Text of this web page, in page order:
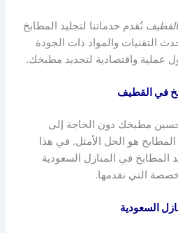
نُقدم خدماتنا لتجليد المطابخ
التقنيات والمواد ذات الجودة
عملية واقتصادية لتجديد مطبخك.
في القطيف
مطبخك دون الحاجة إلى
المطابخ هو الحل الأمثل. في هذا
في المنازل السعودية
التي نقدمها.
السعودية